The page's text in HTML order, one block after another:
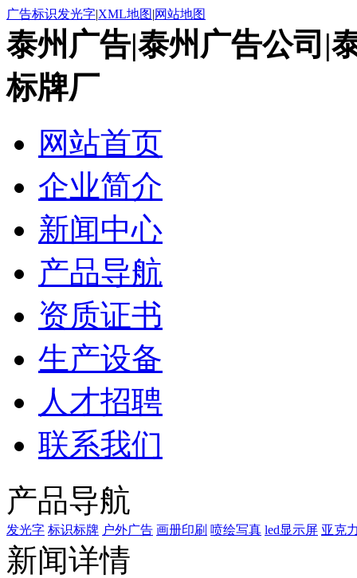
广告标识发光字|XML地图|网站地图
泰州广告|泰州广告公司|
标牌厂
网站首页
企业简介
新闻中心
产品导航
资质证书
生产设备
人才招聘
联系我们
产品导航
发光字 标识标牌 户外广告 画册印刷 喷绘写真 led显示屏 亚克
新闻详情